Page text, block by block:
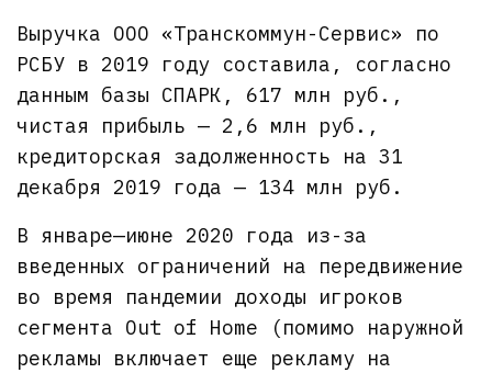
Выручка ООО «Транскоммун-Сервис» по
РСБУ в 2019 году составила, согласно
данным базы СПАРК, 617 млн руб.,
чистая прибыль — 2,6 млн руб.,
кредиторская задолженность на 31
декабря 2019 года — 134 млн руб.
В январе—июне 2020 года из-за
введенных ограничений на передвижение
во время пандемии доходы игроков
сегмента Out of Home (помимо наружной
рекламы включает еще рекламу на